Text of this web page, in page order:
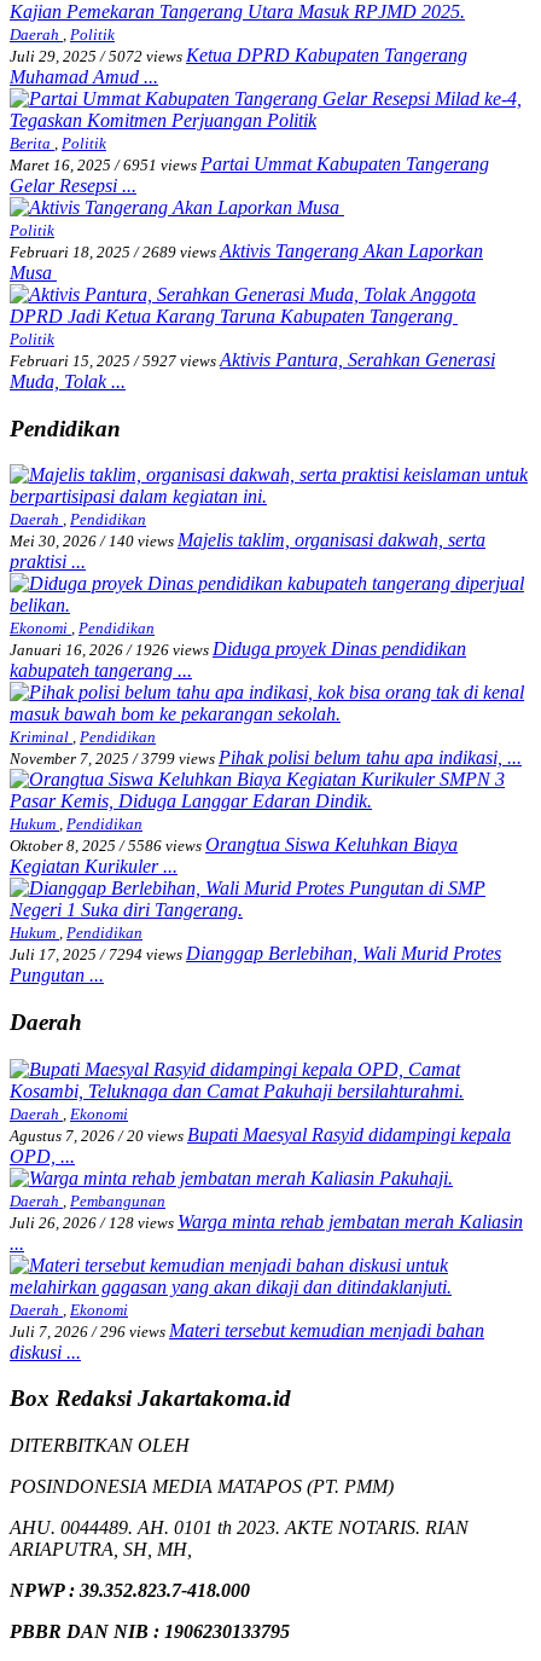
Daerah
Politik
Juli 29, 2025 / 5072 views Ketua DPRD Kabupaten Tangerang
Muhamad Amud ...
Berita
Politik
Maret 16, 2025 / 6951 views Partai Ummat Kabupaten Tangerang
Gelar Resepsi ...
Politik
Februari 18, 2025 / 2689 views Aktivis Tangerang Akan Laporkan
Musa
Politik
Februari 15, 2025 / 5927 views Aktivis Pantura, Serahkan Generasi
Muda, Tolak ...
Pendidikan
Daerah , Pendidikan
Mei 30, 2026 / 140 views Majelis taklim, organisasi dakwah, serta
praktisi ...
Ekonomi , Pendidikan
Januari 16, 2026 / 1926 views Diduga proyek Dinas pendidikan
kabupateh tangerang ...
Kriminal , Pendidikan
November 7, 2025 / 3799 views Pihak polisi belum tahu apa indikasi, ...
Hukum , Pendidikan
Oktober 8, 2025 / 5586 views Orangtua Siswa Keluhkan Biaya
Kegiatan Kurikuler ...
Hukum , Pendidikan
Juli 17, 2025 / 7294 views Dianggap Berlebihan, Wali Murid Protes
Pungutan ...
Daerah
Daerah
Ekonomi
Agustus 7, 2026 / 20 views Bupati Maesyal Rasyid didampingi kepala
OPD, ...
Daerah
Pembangunan
Juli 26, 2026 / 128 views Warga minta rehab jembatan merah Kaliasin
...
Daerah
Ekonomi
Juli 7, 2026 / 296 views Materi tersebut kemudian menjadi bahan
diskusi ...
Box Redaksi Jakartakoma.id
DITERBITKAN OLEH
POSINDONESIA MEDIA MATAPOS (PT. PMM)
AHU. 0044489. AH. 0101 th 2023. AKTE NOTARIS. RIAN
ARIAPUTRA, SH, MH,
NPWP: 39.352.823.7-418.000
PBBR DAN NIB : 1906230133795